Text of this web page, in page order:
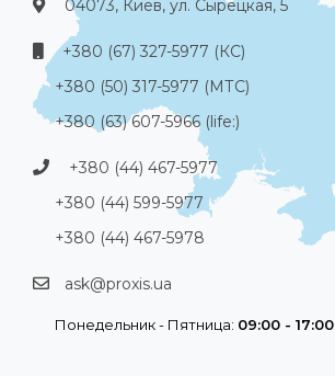
04073, Киев, ул. Сырецкая, 5
+380 (67) 327-5977 (КС)
+380 (50) 317-5977 (МТС)
+380 (63) 607-5966 (life:)
+380 (44) 467-5977
+380 (44) 599-5977
+380 (44) 467-5978
ask@proxis.ua
Понедельник - Пятница: 09:00 - 17:00